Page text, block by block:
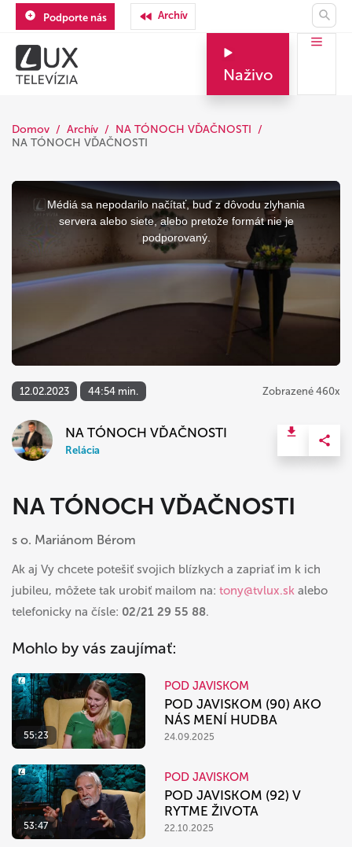
Podporte nás Archív
Naživo
Domov Archív
NA TÓNOCH VĎAČNOSTI
NA TÓNOCH VĎAČNOSTI
This
Médiá sa nepodarilo načítať, buď z dôvodu zlyhania
servera alebo siete, alebo pretože formát nie je
podporovaný.
12.02.2023 44:54 min. Zobrazené 460x
NA TÓNOCH VĎAČNOSTI
Relácia
NA TÓNOCH VĎAČNOSTI
s o. Mariánom Bérom
Ak aj Vy chcete potešiť svojich blízkych a zapriať im k ich
jubileu, môžete tak urobiť mailom na: tony@tvlux.sk alebo
telefonicky na čísle: 02/21 29 55 88.
Mohlo by vás zaujímať:
55:23
POD JAVISKOM
POD JAVISKOM (90) AKO
NÁS MENÍ HUDBA
24.09.2025
53:47
POD JAVISKOM
POD JAVISKOM (92) V
RYTME ŽIVOTA
22.10.2025